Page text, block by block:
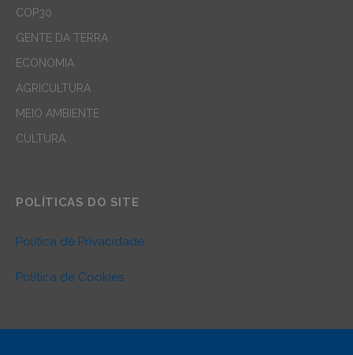
COP30
GENTE DA TERRA
ECONOMIA
AGRICULTURA
MEIO AMBIENTE
CULTURA
POLÍTICAS DO SITE
Política de Privacidade
Política de Cookies